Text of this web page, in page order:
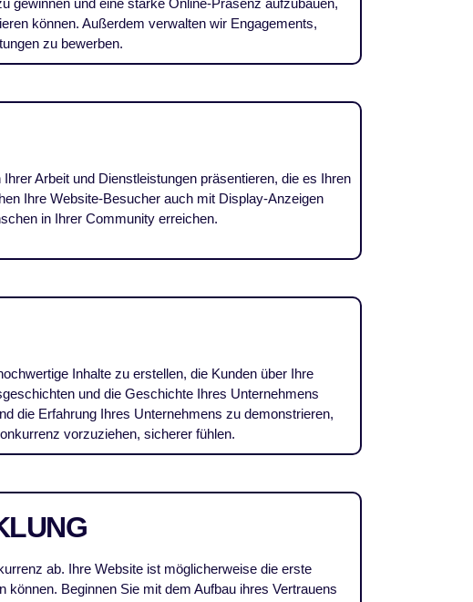
gewinnen und eine starke Online-Präsenz aufzubauen,
können. Außerdem verwalten wir Engagements,
zu bewerben.
Arbeit und Dienstleistungen präsentieren, die es Ihren
Ihre Website-Besucher auch mit Display-Anzeigen
in Ihrer Community erreichen.
Inhalte zu erstellen, die Kunden über Ihre
und die Geschichte Ihres Unternehmens
die Erfahrung Ihres Unternehmens zu demonstrieren,
vorzuziehen, sicherer fühlen.
ab. Ihre Website ist möglicherweise die erste
können. Beginnen Sie mit dem Aufbau ihres Vertrauens